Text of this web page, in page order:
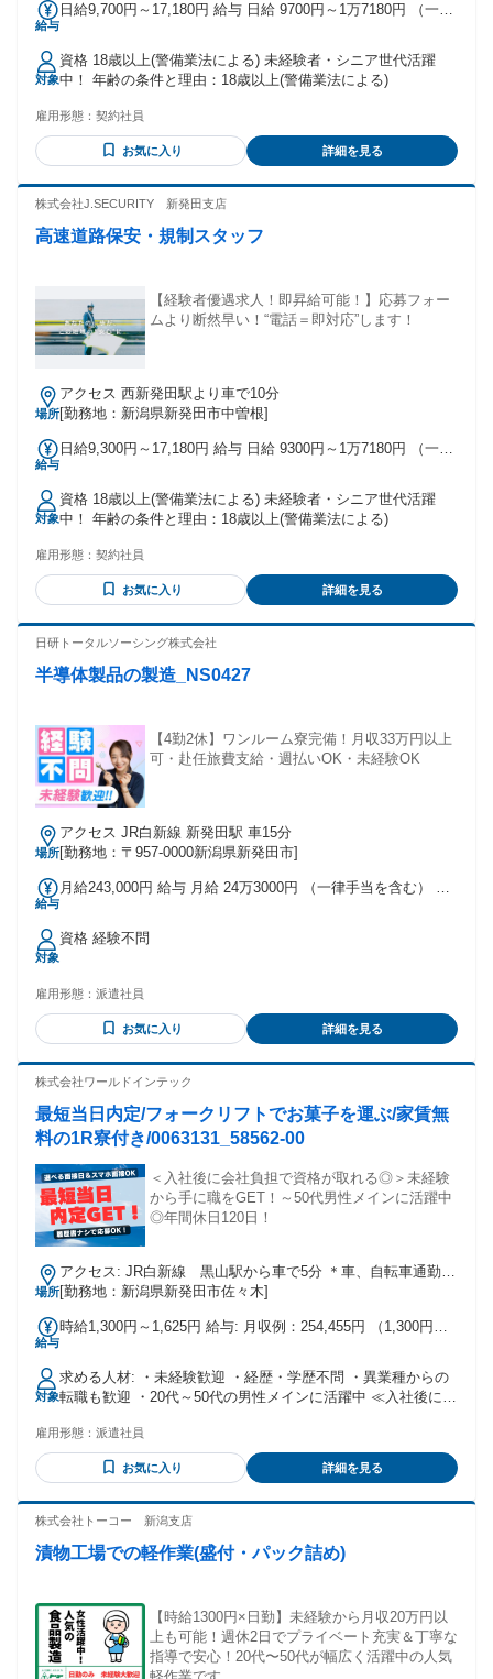
給与
日給9,700円～17,180円 給与 日給 9700円～1万7180円 （一律
出勤は割増し金額支給 ※燃料費支給（距離計算＋遠方手当有
り） ※車両費支給 交通費：交通費支給
対象
資格 18歳以上(警備業法による) 未経験者・シニア世代活躍
中！ 年齢の条件と理由：18歳以上(警備業法による)
雇用形態： 契約社員
お気に入り 詳細を見る
株式会社J.SECURITY 新発田支店
高速道路保安・規制スタッフ
【経験者優遇求人！即昇給可能！】応募フォー
ムより断然早い！“電話＝即対応”します！
場所
アクセス 西新発田駅より車で10分
[勤務地：新潟県新発田市中曽根]
給与
日給9,300円～17,180円 給与 日給 9300円～1万7180円 （一律
手当 ※残業／夜勤／休日出勤は割増し金額支給 ※燃料費支給
（距離計算＋遠方手当有り） ※車両費支給 【研修について】
■法定研修（20時間）：21,000円 →基本と安全対策を覚える
期間 ■トレイニー期間（30～50日）：8,900円＋車両手当 →自
縮） （入社祝い金含む）※警備・交通誘導経験者は、法定研
修およびトレイニー期間が無しまたは短縮される可能性があ
ります。面接にてご確認くださいませ。
対象
資格 18歳以上(警備業法による) 未経験者・シニア世代活躍
中！ 年齢の条件と理由：18歳以上(警備業法による)
雇用形態： 契約社員
お気に入り 詳細を見る
日研トータルソーシング株式会社
半導体製品の製造_NS0427
【4勤2休】ワンルーム寮完備！月収33万円以上
可・赴任旅費支給・週払いOK・未経験OK
場所
アクセス JR白新線 新発田駅 車15分
[勤務地：〒957-0000新潟県新発田市]
給与
月給243,000円 給与 月給 24万3000円 （一律手当を含む） 別
対象
資格 経験不問
雇用形態： 派遣社員
お気に入り 詳細を見る
株式会社ワールドインテック
最短当日内定/フォークリフトでお菓子を運ぶ/家賃無
料の1R寮付き/0063131_58562-00
＜入社後に会社負担で資格が取れる◎＞未経験
から手に職をGET！～50代男性メインに活躍中
◎年間休日120日！
場所
アクセス: JR白新線 黒山駅から車で5分 ＊車、自転車通勤
OK ＊無料駐車場あり ＊交通費規定内支給 ＊寮～工場までは
[勤務地：新潟県新発田市佐々木]
給与
時給1,300円～1,625円 給与: 月収例：254,455円 （1,300円
当 20,000円） * 交通費規定支給 * 前払い制度あり（日払い・
週払い等） * 残業手当・深夜手当・休出手当あり * 住宅手
当・家賃補助あり * 退職金制度あり
対象
求める人材: ・未経験歓迎 ・経歴・学歴不問 ・異業種からの
転職も歓迎 ・20代～50代の男性メインに活躍中 ≪入社後に会
えてもらえるので 安心して働ける環境です◎ ＼面接1回のス
ピード選考実施中／ 来社不要のWEB面談でらくらく選考◎
最短当日中の内定も！ 履歴書なしでご応募いただけます！
雇用形態： 派遣社員
お気に入り 詳細を見る
株式会社トーコー 新潟支店
漬物工場での軽作業(盛付・パック詰め)
【時給1300円×日勤】未経験から月収20万円以
上も可能！週休2日でプライベート充実＆丁寧な
指導で安心！20代〜50代が幅広く活躍中の人気